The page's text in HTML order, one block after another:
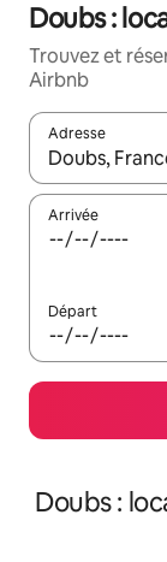
Doubs :
Trouvez et
Airbnb
Adresse
Lorsque les
Arrivée
Départ
Doubs :